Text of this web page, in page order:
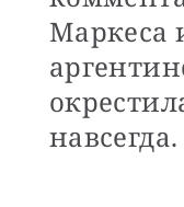
Маркеса
навсегда.